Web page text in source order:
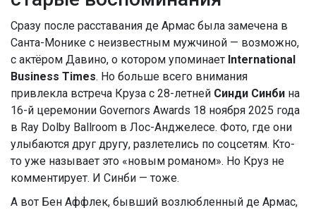
Сразу после расставания де Армас была замечена в
Санта-Монике с неизвестным мужчиной — возможно,
с актёром Давино, о котором упоминает International
Business Times. Но больше всего внимания
привлекла встреча Круза с 28-летней Синди Синби на
16-й церемонии Governors Awards 18 ноября 2025 года
в Ray Dolby Ballroom в Лос-Анджелесе. Фото, где они
улыбаются друг другу, разлетелись по соцсетям. Кто-
то уже называет это «новым романом». Но Круз не
комментирует. И Синби — тоже.
А вот Бен Аффлек, бывший возлюбленный де Армас,